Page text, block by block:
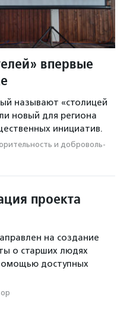
впервые
называют «столицей
новый для региона
инициатив.
и доброволь­
проекта
на создание
о старших людях
доступных